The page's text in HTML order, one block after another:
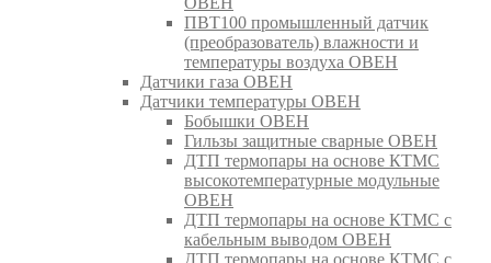
ПВТ100 промышленный датчик
(преобразователь) влажности и
температуры воздуха ОВЕН
Датчики газа ОВЕН
Датчики температуры ОВЕН
Бобышки ОВЕН
Гильзы защитные сварные ОВЕН
ДТП термопары на основе КТМС
высокотемпературные модульные
ОВЕН
ДТП термопары на основе КТМС с
кабельным выводом ОВЕН
ДТП термопары на основе КТМС с